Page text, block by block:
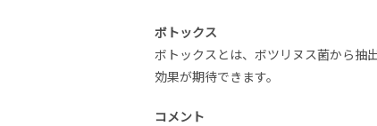
ボトックス
ボトックスとは、ボツリヌス菌から抽
効果が期待できます。
コメント